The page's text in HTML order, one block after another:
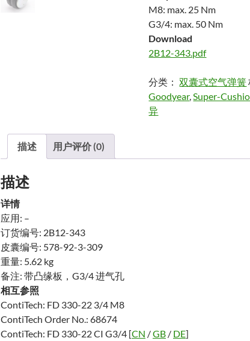
M8: max. 25 Nm
G3/4: max. 50 Nm
Download
2B12-343.pdf
分类：双囊式空气弹簧
Goodyear,Super-
异
描述 用户评价 (0)
描述
详情
应用: –
订货编号: 2B12-343
皮囊编号: 578-92-3-309
重量: 5.62 kg
备注: 带凸缘板，G3/4 进气孔
相互参照
ContiTech: FD 330-22 3/4 M8
ContiTech Order No.: 68674
ContiTech: FD 330-22 CI G3/4 [CN /GB / DE]